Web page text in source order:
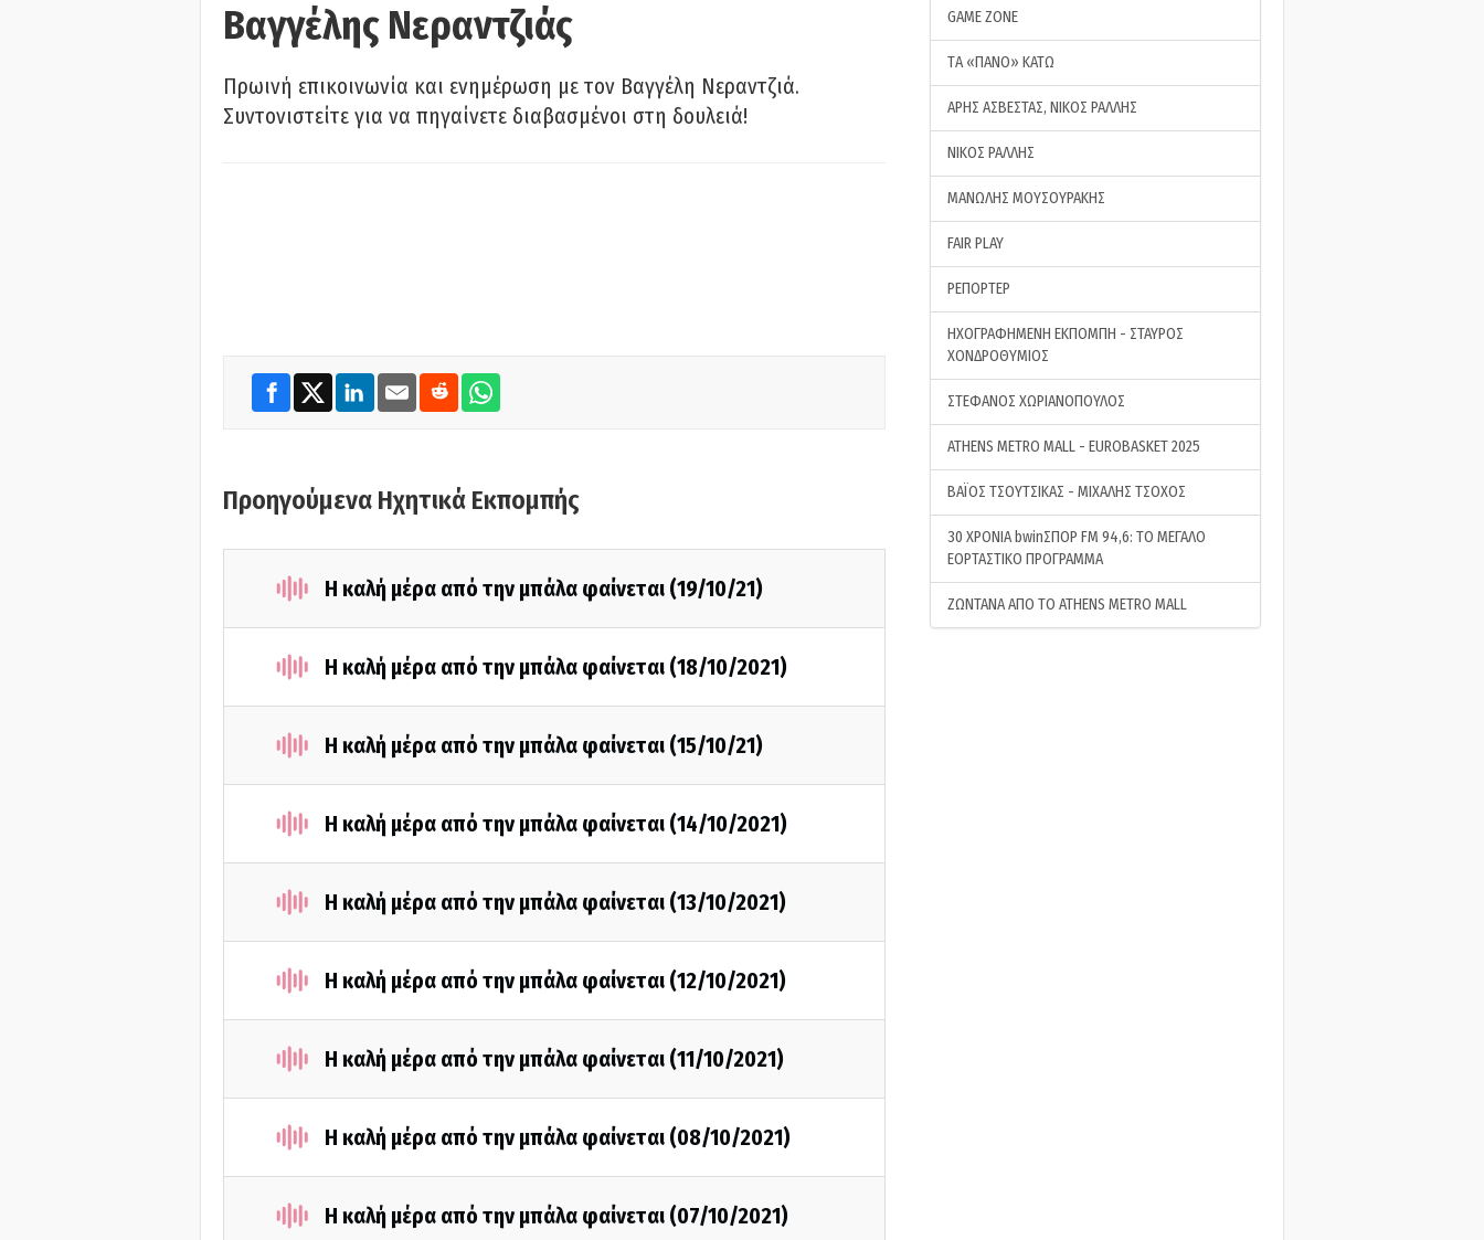
Βαγγέλης Νεραντζιάς
Πρωινή επικοινωνία και ενημέρωση με τον Βαγγέλη Νεραντζιά.
Συντονιστείτε για να πηγαίνετε διαβασμένοι στη δουλειά!
Προηγούμενα Ηχητικά Εκπομπής
Η καλή μέρα από την μπάλα φαίνεται (19/10/21)
Η καλή μέρα από την μπάλα φαίνεται (18/10/2021)
Η καλή μέρα από την μπάλα φαίνεται (15/10/21)
Η καλή μέρα από την μπάλα φαίνεται (14/10/2021)
Η καλή μέρα από την μπάλα φαίνεται (13/10/2021)
Η καλή μέρα από την μπάλα φαίνεται (12/10/2021)
Η καλή μέρα από την μπάλα φαίνεται (11/10/2021)
Η καλή μέρα από την μπάλα φαίνεται (08/10/2021)
Η καλή μέρα από την μπάλα φαίνεται (07/10/2021)
GAME ZONE
ΤA «ΠΑΝΟ» ΚΑΤΩ
ΑΡΗΣ ΑΣΒΕΣΤΑΣ, ΝΙΚΟΣ ΡΑΛΛΗΣ
ΝΙΚΟΣ ΡΑΛΛΗΣ
ΜΑΝΩΛΗΣ ΜΟΥΣΟΥΡΑΚΗΣ
FAIR PLAY
ΡΕΠΟΡΤΕΡ
ΗΧΟΓΡΑΦΗΜΕΝΗ ΕΚΠΟΜΠΗ - ΣΤΑΥΡΟΣ
ΧΟΝΔΡΟΘΥΜΙΟΣ
ΣΤΕΦΑΝΟΣ ΧΩΡΙΑΝΟΠΟΥΛΟΣ
ATHENS METRO MALL - EUROBASKET 2025
ΒΑΪΟΣ ΤΣΟΥΤΣΙΚΑΣ - ΜΙΧΑΛΗΣ ΤΣΟΧΟΣ
30 ΧΡΟΝΙΑ bwinΣΠΟΡ FM 94,6: ΤΟ ΜΕΓΑΛΟ
ΕΟΡΤΑΣΤΙΚΟ ΠΡΟΓΡΑΜΜΑ
ΖΩΝΤΑΝΑ ΑΠΟ ΤΟ ATHENS METRO MALL